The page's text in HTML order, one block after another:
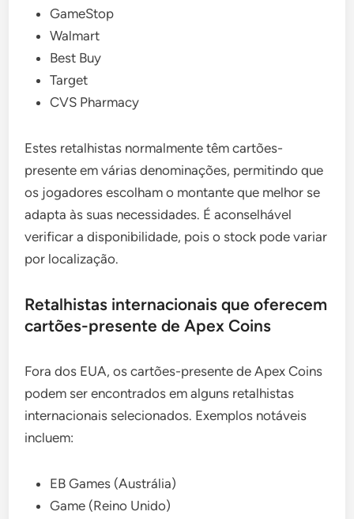
GameStop
Walmart
Best Buy
Target
CVS Pharmacy
Estes retalhistas normalmente têm cartões-
presente em várias denominações, permitindo que
os jogadores escolham o montante que melhor se
adapta às suas necessidades. É aconselhável
verificar a disponibilidade, pois o stock pode variar
por localização.
Retalhistas internacionais que oferecem
cartões-presente de Apex Coins
Fora dos EUA, os cartões-presente de Apex Coins
podem ser encontrados em alguns retalhistas
internacionais selecionados. Exemplos notáveis
incluem:
EB Games (Austrália)
Game (Reino Unido)